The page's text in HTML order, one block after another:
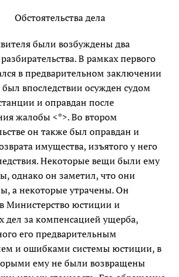
Обстоятельства дела
были возбуждены два
В рамках первого
в предварительном заключении
впоследствии осужден судом
и оправдан после
жалобы <*>. Во втором
он также был оправдан и
имущества, изъятого у него
Некоторые вещи были ему
однако он заметил, что они
а некоторые утрачены. Он
Министерство юстиции и
дел за компенсацией ущерба,
его предварительным
и ошибками системы юстиции, в
ему не были возвращены